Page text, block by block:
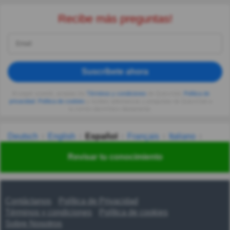
Revisar tu conocimiento
Recibe más preguntas!
Suscríbete ahora
Deutsch English Español Français
Italiano
Українська हिन्दी 한국어 汉语